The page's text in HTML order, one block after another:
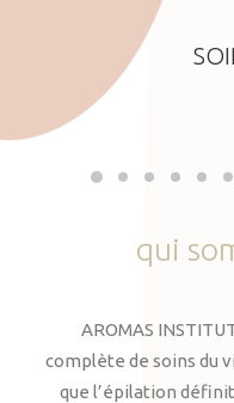
qui
AROMAS
complète de soins du
que l’épilation